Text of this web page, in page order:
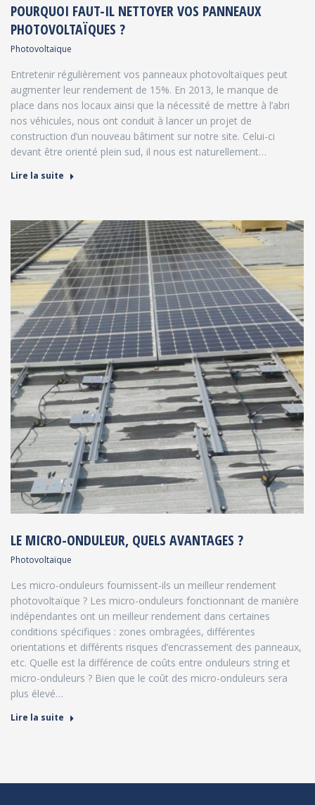
POURQUOI FAUT-IL NETTOYER VOS PANNEAUX
PHOTOVOLTAÏQUES ?
Photovoltaïque
Entretenir régulièrement vos panneaux photovoltaïques peut
augmenter leur rendement de 15%. En 2013, le manque de
place dans nos locaux ainsi que la nécessité de mettre à l’abri
nos véhicules, nous ont conduit à lancer un projet de
construction d’un nouveau bâtiment sur notre site. Celui-ci
devant être orienté plein sud, il nous est naturellement…
Lire la suite
LE MICRO-ONDULEUR, QUELS AVANTAGES ?
Photovoltaïque
Les micro-onduleurs fournissent-ils un meilleur rendement
photovoltaïque ? Les micro-onduleurs fonctionnant de manière
indépendantes ont un meilleur rendement dans certaines
conditions spécifiques : zones ombragées, différentes
orientations et différents risques d’encrassement des panneaux,
etc. Quelle est la différence de coûts entre onduleurs string et
micro-onduleurs ? Bien que le coût des micro-onduleurs sera
plus élevé…
Lire la suite